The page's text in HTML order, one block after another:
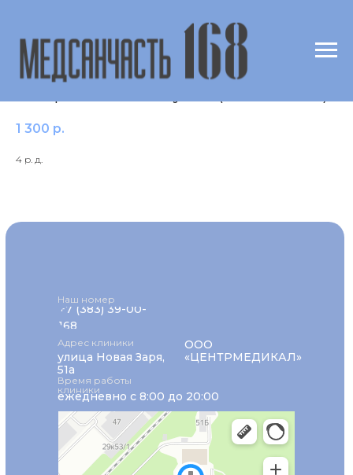
IgE к аллергену e204 Бычий
1 300 р.
4 р. д.
+7 (383) 39-00-
168
Наш номер
ежедневно с 8:00 до 20:00
Время работы
клиники
Адрес клиники
улица Новая Заря,
51а
ООО
«ЦЕНТРМЕДИКАЛ»